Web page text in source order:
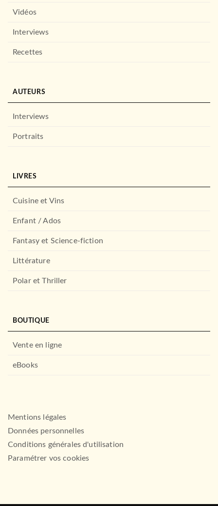
Vidéos
Interviews
Recettes
AUTEURS
Interviews
Portraits
LIVRES
Cuisine et Vins
Enfant / Ados
Fantasy et Science-fiction
Littérature
Polar et Thriller
BOUTIQUE
Vente en ligne
eBooks
Mentions légales
Données personnelles
Conditions générales d'utilisation
Paramétrer vos cookies